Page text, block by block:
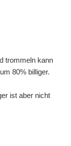
trommeln kann
80% billiger.
ist aber nicht